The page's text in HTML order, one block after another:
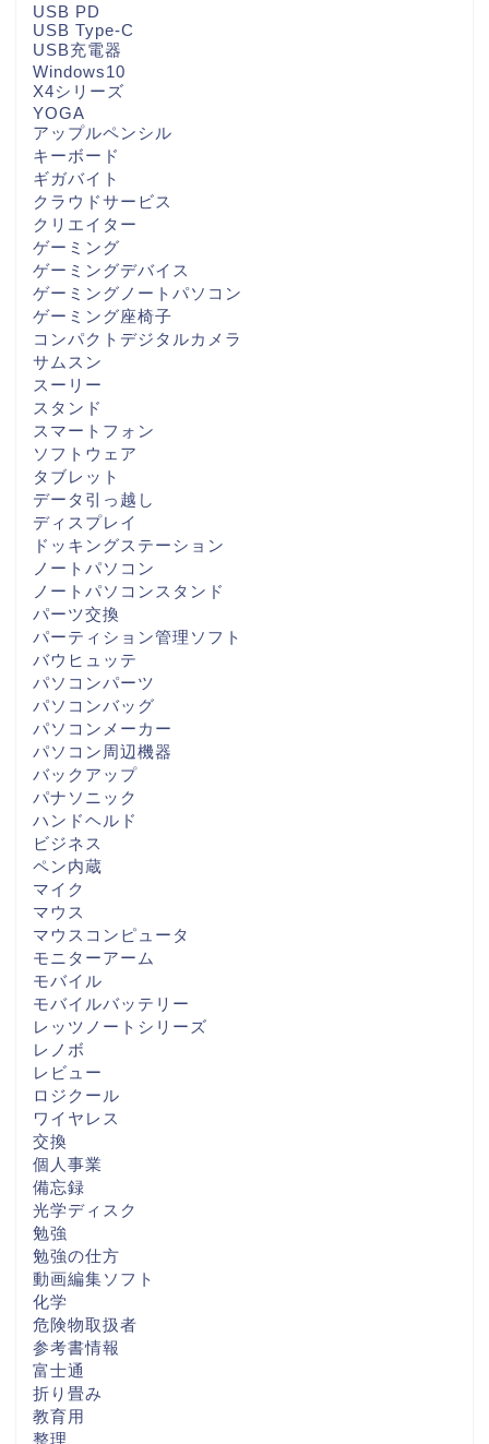
USB PD
USB Type-C
USB充電器
Windows10
X4シリーズ
YOGA
アップルペンシル
キーボード
ギガバイト
クラウドサービス
クリエイター
ゲーミング
ゲーミングデバイス
ゲーミングノートパソコン
ゲーミング座椅子
コンパクトデジタルカメラ
サムスン
スーリー
スタンド
スマートフォン
ソフトウェア
タブレット
データ引っ越し
ディスプレイ
ドッキングステーション
ノートパソコン
ノートパソコンスタンド
パーツ交換
パーティション管理ソフト
バウヒュッテ
パソコンパーツ
パソコンバッグ
パソコンメーカー
パソコン周辺機器
バックアップ
パナソニック
ハンドヘルド
ビジネス
ペン内蔵
マイク
マウス
マウスコンピュータ
モニターアーム
モバイル
モバイルバッテリー
レッツノートシリーズ
レノボ
レビュー
ロジクール
ワイヤレス
交換
個人事業
備忘録
光学ディスク
勉強
勉強の仕方
動画編集ソフト
化学
危険物取扱者
参考書情報
富士通
折り畳み
教育用
整理